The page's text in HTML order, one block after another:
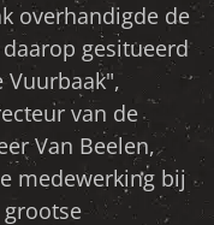
overhandigde de
gesitueerd
Vuurbaak",
van de
Van Beelen,
medewerking bij